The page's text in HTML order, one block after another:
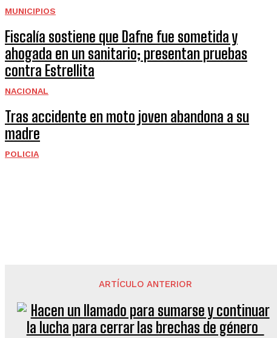
MUNICIPIOS
Fiscalía sostiene que Dafne fue sometida y
ahogada en un sanitario; presentan pruebas
contra Estrellita
NACIONAL
Tras accidente en moto joven abandona a su
madre
POLICIA
ARTÍCULO ANTERIOR